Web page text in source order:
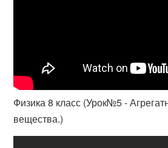
Физика 8 класс (Урок№5 -
вещества.)